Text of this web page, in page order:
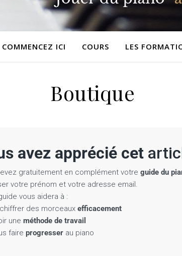
ICI COURS LES
Boutique
apprécié cet
gratuitement en complément votre guide du
votre prénom et votre adresse email.
vous aidera à :
des morceaux efficacement
une méthode de travail
faire progresserau piano